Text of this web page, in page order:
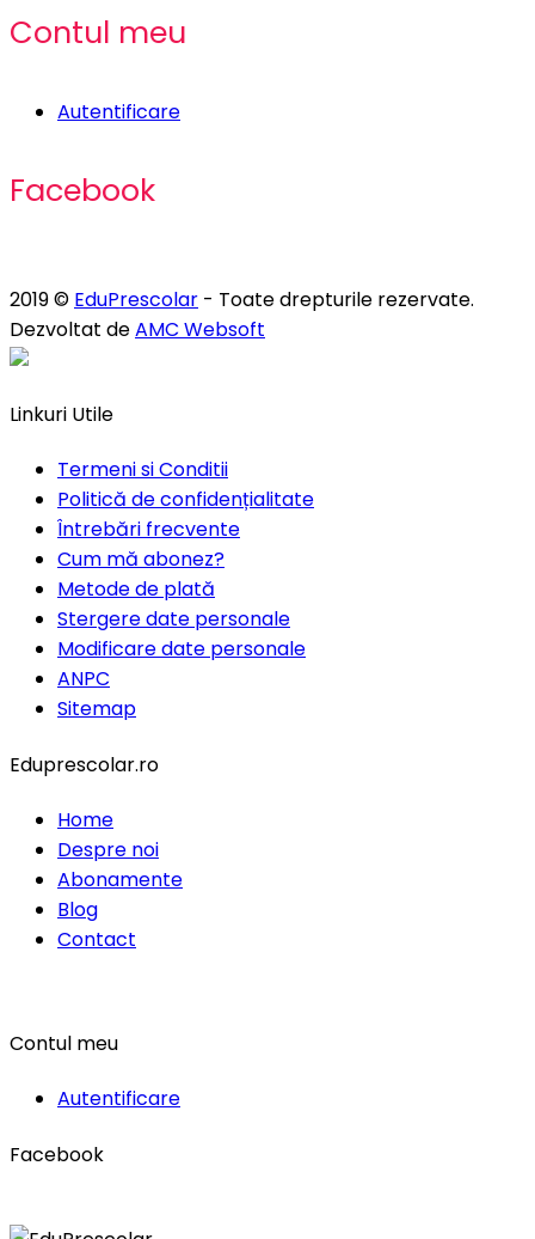
Contul meu
Autentificare
Facebook
2019 © EduPrescolar - Toate drepturile rezervate.
Dezvoltat deAMC Websoft
Linkuri Utile
Termeni si Conditii
Politică de confidențialitate
Întrebări frecvente
Cum mă abonez?
Metode de plată
Stergere date personale
Modificare date personale
ANPC
Sitemap
Eduprescolar.ro
Home
Despre noi
Abonamente
Blog
Contact
Contul meu
Autentificare
Facebook